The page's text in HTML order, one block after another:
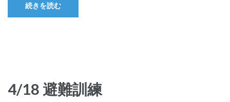
続きを読む
4/18 避難訓練